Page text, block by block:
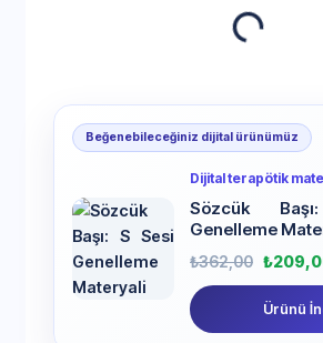
Beğenebileceğiniz dijital ürünümüz
Dijital terapötik
Sözcük
Genelleme
₺362,00 ₺
Ürünü